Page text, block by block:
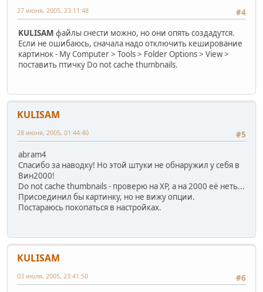
#4
27 июня, 2005, 23:11:48
KULISAM файлы снести можно, но они опять создадутся.
Если не ошибаюсь, сначала надо отключить кеширование
картинок - My Computer > Tools > Folder Options > View >
поставить птичку Do not cache thumbnails.
KULISAM
#5
28 июня, 2005, 01:44:40
abram4
Спасибо за наводку! Но этой штуки не обнаружил у себя в
Вин2000!
Do not cache thumbnails - проверю на ХР, а на 2000 её неть...
Присоединил бы картинку, но не вижу опции.
Постараюсь покопаться в настройках.
KULISAM
#6
03 июля, 2005, 23:41:50